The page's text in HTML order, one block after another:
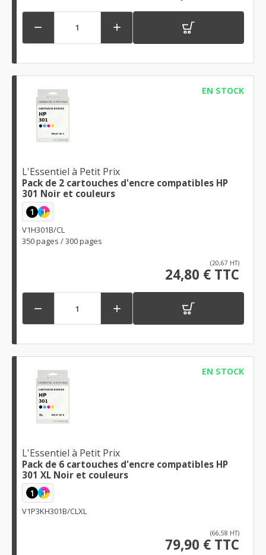
 
EN STOCK
L'Essentiel à Petit Prix
Pack de 2 cartouches d'encre compatibles HP
301 Noir et couleurs
1 1
V1H301B/CL
350 pages / 300 pages
(20,67 HT)
24,80 € TTC
 
EN STOCK
L'Essentiel à Petit Prix
Pack de 6 cartouches d'encre compatibles HP
301 XL Noir et couleurs
1 1
V1P3KH301B/CLXL
(66,58 HT)
79,90 € TTC